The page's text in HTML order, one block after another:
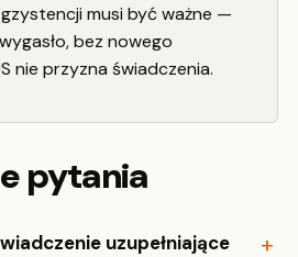
musi być ważne —
bez nowego
nie przyzna świadczenia.
pytania
uzupełniające